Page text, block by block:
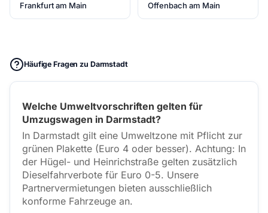
Frankfurt am Main Offenbach am Main
Häufige Fragen zu Darmstadt
Welche Umweltvorschriften gelten für
Umzugswagen in Darmstadt?
In Darmstadt gilt eine Umweltzone mit Pflicht zur
grünen Plakette (Euro 4 oder besser). Achtung: In
der Hügel- und Heinrichstraße gelten zusätzlich
Dieselfahrverbote für Euro 0-5. Unsere
Partnervermietungen bieten ausschließlich
konforme Fahrzeuge an.